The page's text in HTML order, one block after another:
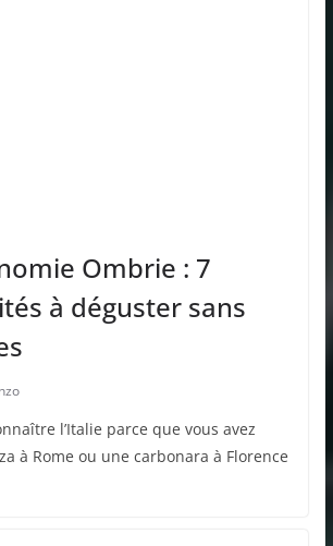
Ombrie : 7
à déguster sans
l’Italie parce que vous avez
à Rome ou une carbonara à Florence